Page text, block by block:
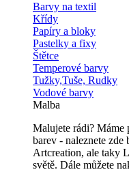
Barvy na textil
Křídy
Papíry a bloky
Pastelky a fixy
Štětce
Temperové barvy
Tužky,Tuše, Rudky
Vodové barvy
Malba
Malujete rádi?
barev - naleznete zde
Artcreation, ale taky
světě. Dále můžete